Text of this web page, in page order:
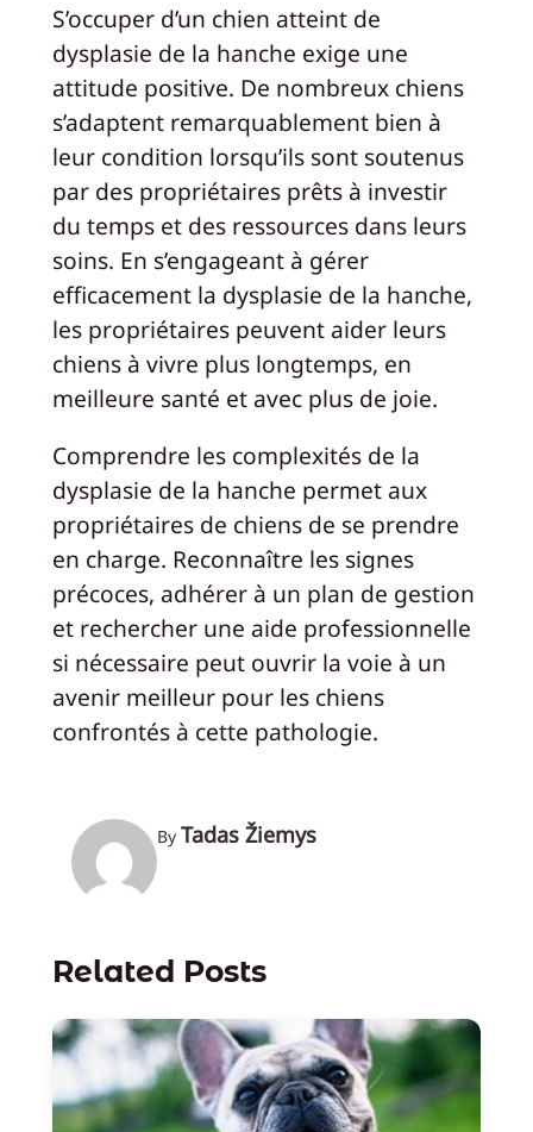
S’occuper d’un chien atteint de
dysplasie de la hanche exige une
attitude positive. De nombreux chiens
s’adaptent remarquablement bien à
leur condition lorsqu’ils sont soutenus
par des propriétaires prêts à investir
du temps et des ressources dans leurs
soins. En s’engageant à gérer
efficacement la dysplasie de la hanche,
les propriétaires peuvent aider leurs
chiens à vivre plus longtemps, en
meilleure santé et avec plus de joie.
Comprendre les complexités de la
dysplasie de la hanche permet aux
propriétaires de chiens de se prendre
en charge. Reconnaître les signes
précoces, adhérer à un plan de gestion
et rechercher une aide professionnelle
si nécessaire peut ouvrir la voie à un
avenir meilleur pour les chiens
confrontés à cette pathologie.
By Tadas Žiemys
Related Posts